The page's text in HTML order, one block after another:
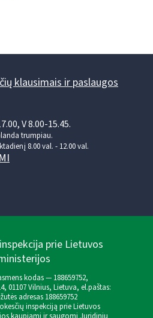
klausimais ir paslaugos
V 8.00-15.45.
trumpiau.
8.00 val. - 12.00 val.
prie Lietuvos
kodas — 188659752,
01107 Vilnius, Lietuva, el.paštas:
adresas 188659752
inspekciją prie Lietuvos